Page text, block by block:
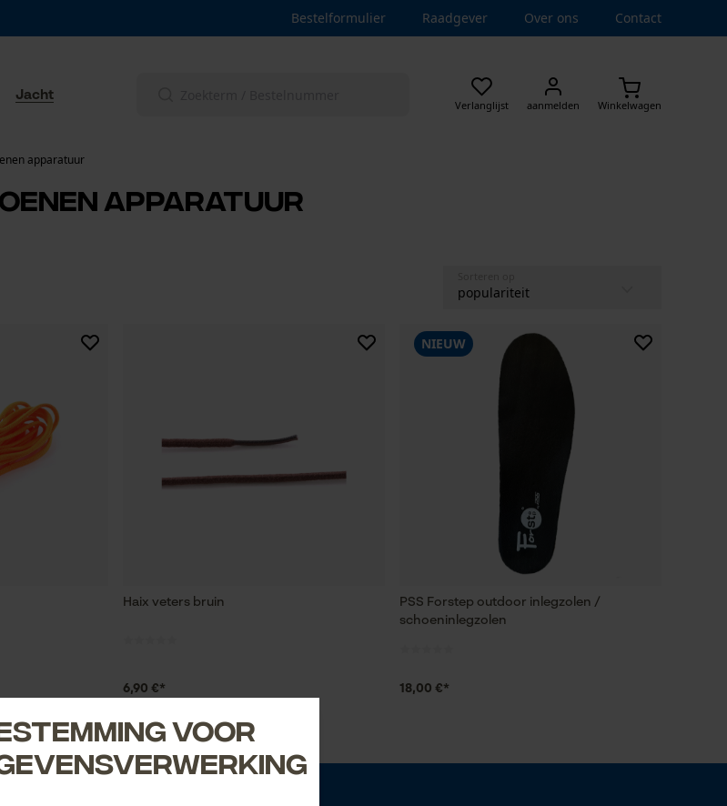
Bestelformulier Raadgever Over ons Contact
Verlanglijst aanmelden Winkelwagen
Jacht
apparatuur
apparatuur
Haix veters bruin
6,90 €*
PSS Forstep outdoor inlegzolen /
schoeninlegzolen
NIEUW
18,00 €*
voor